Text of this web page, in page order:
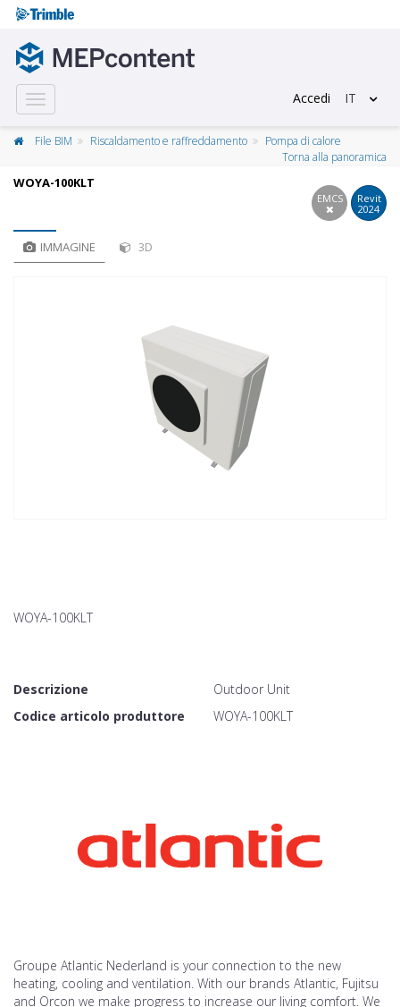
Toggle
navigation
Accedi IT
File BIM Riscaldamento e raffreddamento
Pompa di calore
Torna alla panoramica
WOYA-100KLT
EMCS
Revit
2024
IMMAGINE 3D
WOYA-100KLT
Descrizione
Outdoor Unit
Codice articolo produttore
WOYA-100KLT
Groupe Atlantic Nederland is your connection to the new
heating, cooling and ventilation. With our brands Atlantic, Fujitsu
and Orcon we make progress to increase our living comfort. We